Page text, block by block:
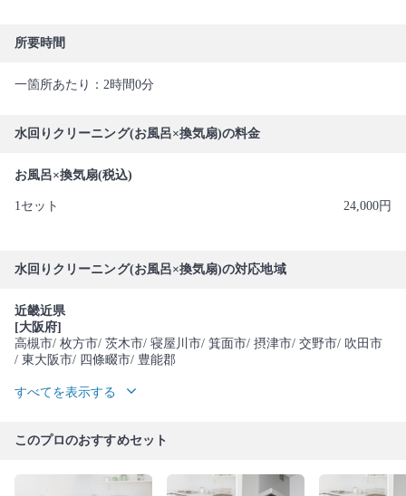
所要時間
一箇所あたり：2時間0分
水回りクリーニング(お風呂×換気扇)の料金
お風呂×換気扇(税込)
1セット 24,000円
水回りクリーニング(お風呂×換気扇)の対応地域
近畿近県
[大阪府]
高槻市/ 枚方市/ 茨木市/ 寝屋川市/ 箕面市/ 摂津市/ 交野市/ 吹田市
/ 東大阪市/ 四條畷市/ 豊能郡
すべてを表示する
このプロのおすすめセット